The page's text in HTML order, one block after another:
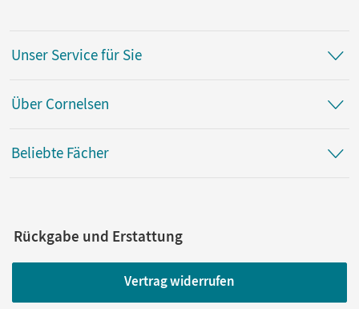
Unser Service für Sie
Über Cornelsen
Beliebte Fächer
Rückgabe und Erstattung
Vertrag widerrufen